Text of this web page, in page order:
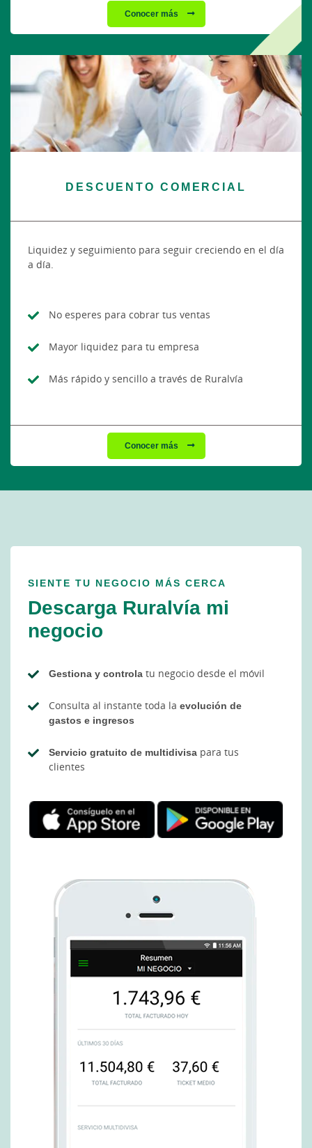
Conocer más
DESCUENTO COMERCIAL
Liquidez y seguimiento para seguir creciendo en el día
a día.
No esperes para cobrar tus ventas
Mayor liquidez para tu empresa
Más rápido y sencillo a través de Ruralvía
Conocer más
SIENTE TU NEGOCIO MÁS CERCA
Descarga Ruralvía mi
negocio
Gestiona y controla tu negocio desde el móvil
Consulta al instante toda la evolución de
gastos e ingresos
Servicio gratuito de multidivisa para tus
clientes